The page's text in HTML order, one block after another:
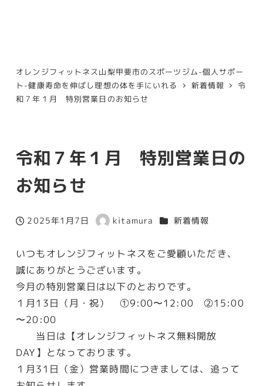
オレンジフィットネス山梨甲斐市のスポーツジム-個人サポー
ト-健康寿命を伸ばし理想の体を手にいれる
新着情報
令
和７年１月 特別営業日のお知らせ
令和７年１月 特別営業日の
お知らせ
投稿日
2025年1月7日
著
kitamura カテゴリー
新着情報
いつもオレンジフィットネスをご愛顧いただき、
誠にありがとうございます。
今月の特別営業日は以下のとおりです。
１月13日（月・祝） ①9:00〜12:00 ②15:00
〜20:00
当日は【オレンジフィットネス無料開放
DAY】となっております。
１月31日（金）営業時間につきましては、追って